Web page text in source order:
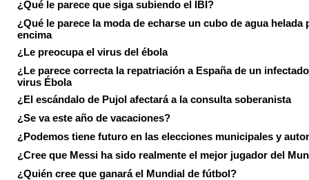
¿Qué le parece que siga subiendo el IBI?
¿Qué le parece la moda de echarse un cubo de agua helada
encima
¿Le preocupa el virus del ébola
¿Le parece correcta la repatriación a España de un
virus Ébola
¿El escándalo de Pujol afectará a la consulta soberanista
¿Se va este año de vacaciones?
¿Podemos tiene futuro en las elecciones municipales y
¿Cree que Messi ha sido realmente el mejor jugador del
¿Quién cree que ganará el Mundial de fútbol?